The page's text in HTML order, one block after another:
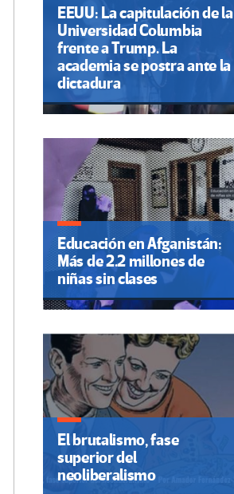
EEUU: La capitulación de la
Universidad Columbia
frente a Trump. La
academia se postra ante la
dictadura
Educación en Afganistán:
Más de 2.2 millones de
niñas sin clases
El brutalismo, fase
superior del
neoliberalismo